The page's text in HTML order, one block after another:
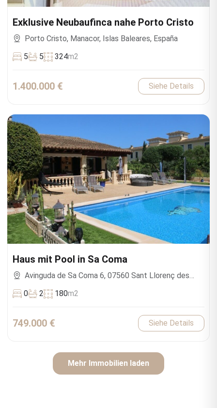
Exklusive Neubaufinca nahe Porto Cristo
Porto Cristo, Manacor, Islas Baleares, España
5
5 324m2
1.400.000 € Siehe Details
Haus mit Pool in Sa Coma
Avinguda de Sa Coma 6, 07560 Sant Llorenç des
0 2 180m2
749.000 € Siehe Details
Mehr Immobilien laden